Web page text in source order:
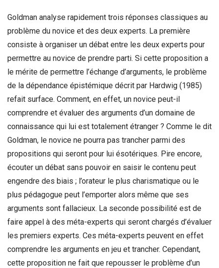
Goldman analyse rapidement trois réponses classiques au
problème du novice et des deux experts. La première
consiste à organiser un débat entre les deux experts pour
permettre au novice de prendre parti. Si cette proposition a
le mérite de permettre l’échange d’arguments, le problème
de la dépendance épistémique décrit par Hardwig (1985)
refait surface. Comment, en effet, un novice peut-il
comprendre et évaluer des arguments d’un domaine de
connaissance qui lui est totalement étranger ? Comme le dit
Goldman, le novice ne pourra pas trancher parmi des
propositions qui seront pour lui ésotériques. Pire encore,
écouter un débat sans pouvoir en saisir le contenu peut
engendre des biais ; l’orateur le plus charismatique ou le
plus pédagogue peut l’emporter alors même que ses
arguments sont fallacieux. La seconde possibilité est de
faire appel à des méta-experts qui seront chargés d’évaluer
les premiers experts. Ces méta-experts peuvent en effet
comprendre les arguments en jeu et trancher. Cependant,
cette proposition ne fait que repousser le problème d’un